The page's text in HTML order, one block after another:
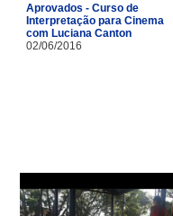
Aprovados - Curso de
Interpretação para Cinema
com Luciana Canton
02/06/2016